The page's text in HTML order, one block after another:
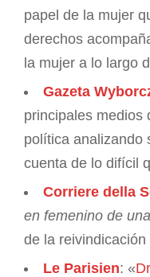
papel de la mujer
derechos
la mujer a lo largo
Gazeta
principales medios
política analizando
cuenta de lo difícil
Corriere della
en femenino de
de la
Le Parisien: «